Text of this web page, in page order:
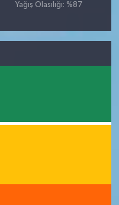
Yağış Olasılığı: %87